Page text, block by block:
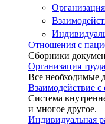
Отношения с
Сборники
Организация
Все необходимые
Взаимодействие с
Система
и многое другое.
Индивидуальная